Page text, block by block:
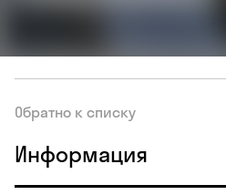
Обратно к списку
Информация